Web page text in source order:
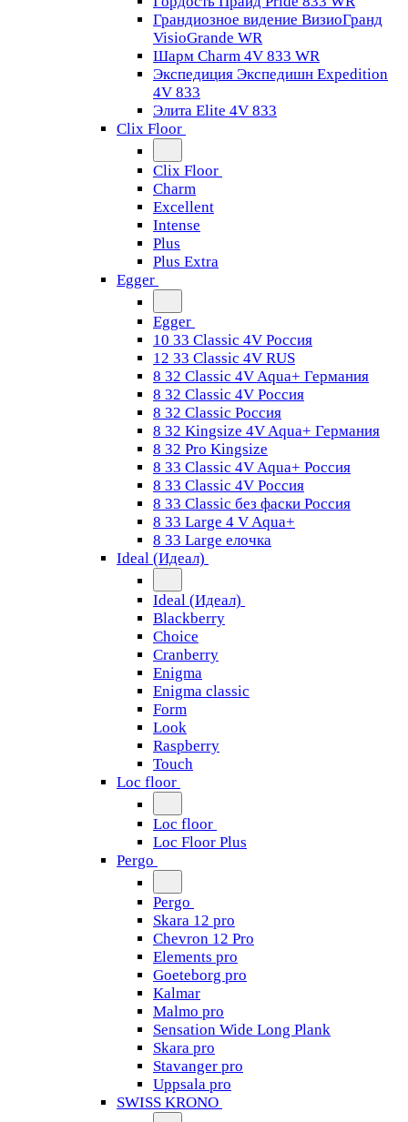
Грандиозное видение ВизиоГранд
VisioGrande WR
Шарм Charm 4V 833 WR
Экспедиция Экспедишн Expedition
4V 833
Элита Elite 4V 833
Clix Floor
Clix Floor
Charm
Excellent
Intense
Plus
Plus Extra
Egger
Egger
10 33 Classic 4V Россия
12 33 Classic 4V RUS
8 32 Classic 4V Aqua+ Германия
8 32 Classic 4V Россия
8 32 Classic Россия
8 32 Kingsize 4V Aqua+ Германия
8 32 Pro Kingsize
8 33 Classic 4V Aqua+ Россия
8 33 Classic 4V Россия
8 33 Classic без фаски Россия
8 33 Large 4 V Aqua+
8 33 Large елочка
Ideal (Идеал)
Ideal (Идеал)
Blackberry
Choice
Cranberry
Enigma
Enigma classic
Form
Look
Raspberry
Touch
Loc floor
Loc floor
Loc Floor Plus
Pergo
Pergo
Skara 12 pro
Chevron 12 Pro
Elements pro
Goeteborg pro
Kalmar
Malmo pro
Sensation Wide Long Plank
Skara pro
Stavanger pro
Uppsala pro
SWISS KRONO